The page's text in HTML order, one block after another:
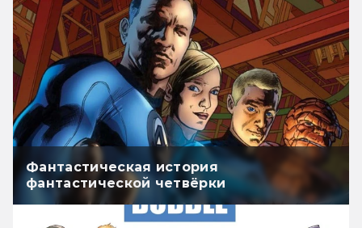
Фантастическая история
фантастической четвёрки